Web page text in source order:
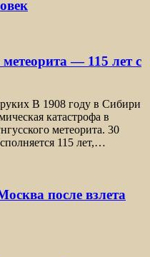
— 115 лет с
В 1908 году в Сибири
катастрофа в
метеорита. 30
115 лет,…
после взлета